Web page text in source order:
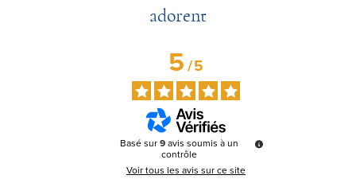
adorent
5/5
Basé sur9avis soumis à un
contrôle
Voir tous les avis sur ce site